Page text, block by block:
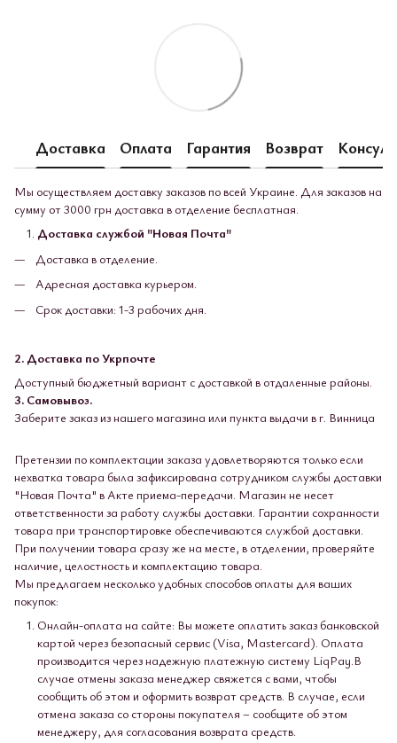
Доставка Оплата Гарантия Возврат
Мы осуществляем доставку заказов по всей Украине. Для заказов на
сумму от 3000 грн доставка в отделение бесплатная.
Доставка службой "Новая Почта"
Доставка в отделение.
Адресная доставка курьером.
Срок доставки: 1-3 рабочих дня.
2. Доставка по Укрпочте
Доступный бюджетный вариант с доставкой в ​​отдаленные районы.
3. Самовывоз.
Заберите заказ из нашего магазина или пункта выдачи в г. Винница
Претензии по комплектации заказа удовлетворяются только если
нехватка товара была зафиксирована сотрудником службы доставки
"Новая Почта" в Акте приема-передачи. Магазин не несет
ответственности за работу службы доставки. Гарантии сохранности
товара при транспортировке обеспечиваются службой доставки.
При получении товара сразу же на месте, в отделении, проверяйте
наличие, целостность и комплектацию товара.
Мы предлагаем несколько удобных способов оплаты для ваших
покупок:
Онлайн-оплата на сайте: Вы можете оплатить заказ банковской
картой через безопасный сервис (Visa, Mastercard). Оплата
производится через надежную платежную систему LiqPay.В
случае отмены заказа менеджер свяжется с вами, чтобы
сообщить об этом и оформить возврат средств. В случае, если
отмена заказа со стороны покупателя – сообщите об этом
менеджеру, для согласования возврата средств.